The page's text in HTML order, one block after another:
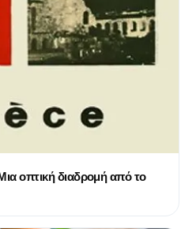
οπτική διαδρομή από το